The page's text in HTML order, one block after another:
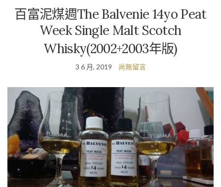
百富泥煤週The Balvenie 14yo Peat
Week Single Malt Scotch
Whisky(2002+2003年版)
3 6 月, 2019 尚無留言